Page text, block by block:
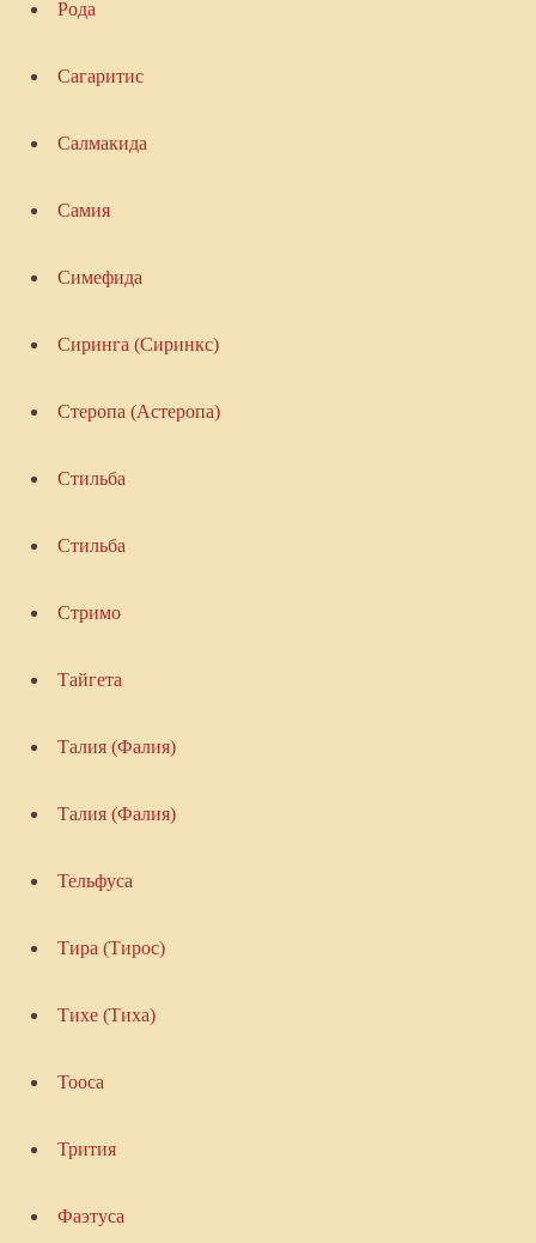
Рода
Сагаритис
Салмакида
Самия
Симефида
Сиринга (Сиринкс)
Стеропа (Астеропа)
Стильба
Стильба
Стримо
Тайгета
Талия (Фалия)
Талия (Фалия)
Тельфуса
Тира (Тирос)
Тихе (Тиха)
Тооса
Трития
Фаэтуса